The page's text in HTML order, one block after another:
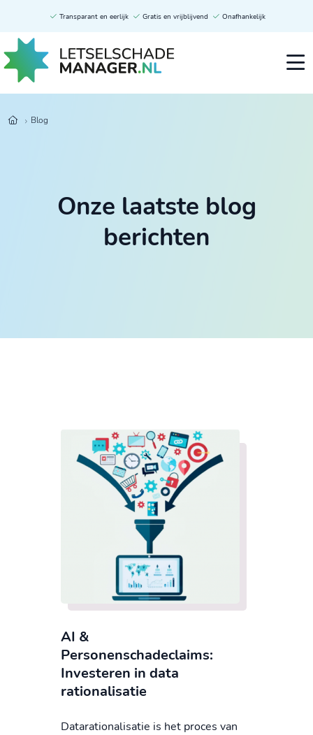
Transparant en eerlijk Gratis en vrijblijvend Onafhankelijk
Blog
Onze laatste blog
berichten
AI &
Personenschadeclaims:
Investeren in data
rationalisatie
Datarationalisatie is het proces van